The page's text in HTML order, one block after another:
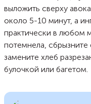
выложить сверху
около 5-10 минут, а
практически в любом
потемнела,
замените хлеб
булочкой или багетом.